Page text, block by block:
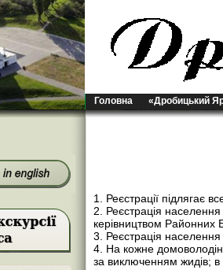
Головна «Дробицький
1. Реєстрації підлягає
2. Реєстрація
керівництвом Районних
3. Реєстрація
4. На кожне
за виключенням жидів; в